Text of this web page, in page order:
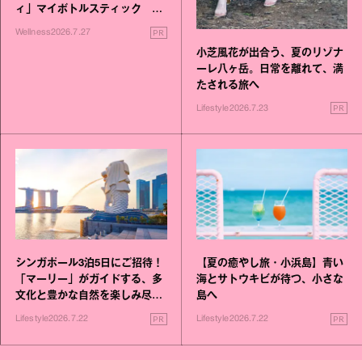
ィ」マイボトルスティック い
いこと毎日》シリーズが誕生
Wellness2026.7.27 PR
小芝風花が出合う、夏のリゾナ
ーレ八ヶ岳。日常を離れて、満
たされる旅へ
Lifestyle2026.7.23 PR
シンガポール3泊5日にご招待！
「マーリー」がガイドする、多
文化と豊かな自然を楽しみ尽く
Lifestyle2026.7.22 PR
【夏の癒やし旅・小浜島】青い
海とサトウキビが待つ、小さな
島へ
Lifestyle2026.7.22 PR